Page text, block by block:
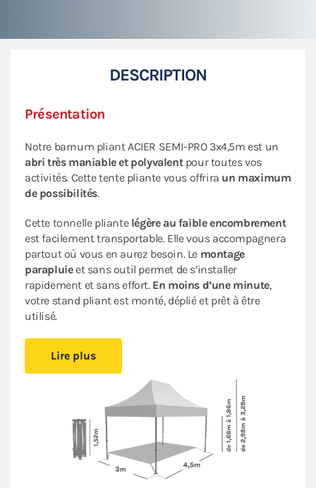
DESCRIPTION
Présentation
Notre barnum pliant ACIER SEMI-PRO 3x4,5m est un
abri très maniable et polyvalentpour toutes vos
activités. Cette tente pliante vous offrira un maximum
de possibilités.
Cette tonnelle pliante légère au faible encombrement
est facilement transportable. Elle vous accompagnera
partout où vous en aurez besoin. Le montage
parapluieet sans outil permet de s’installer
rapidement et sans effort. En moins d’une minute,
votre stand pliant est monté, déplié et prêt à être
utilisé.
320gr/m² est renforcée au niveau des angles. Elle est
complètement étanche
. L’armature en acier dotée
d’une peinture antirouille garantit sa durabilité pour
utilisation occasionnelle à régulière .
Ce stand pliant est polyvalent
tarif très
abordable pour les particuliers et les professionnels
pack de 4 bâches latérales
Lire plus